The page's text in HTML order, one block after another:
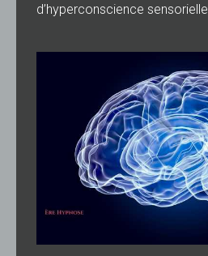
d’hyperconscience sensorielle.